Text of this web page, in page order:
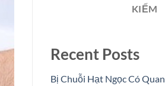
KIẾM
Recent Posts
Bị Chuỗi Hạt Ngọc Có Quan